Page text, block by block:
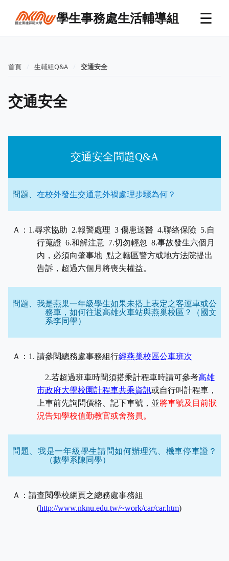
學生事務處生活輔導組 ☰
首頁 生輔組Q&A 交通安全
交通安全
交通安全問題Q&A
問題、 在校外發生交通意外禍處理步驟為何？
Ａ： 1.尋求協助 2.報警處理 3 傷患送醫 4.聯絡保險 5.自
行蒐證 6.和解注意 7.切勿輕忽 8.事故發生六個月
內，必須向肇事地 點之轄區警方或地方法院提出
告訴，超過六個月將喪失權益。
問題、我是燕巢一年級學生如果未搭上表定之客運車或公
務車，如何往返高雄火車站與燕巢校區？（國文
系李同學）
Ａ： 1. 請參閱總務處事務組行經燕巢校區公車班次
2.若超過班車時間須搭乘計程車時請可參考高雄
市政府大學校園計程車共乘資訊或自行叫計程車，
上車前先詢問價格、記下車號，並將車號及目前狀
況告知學校值勤教官或舍務員。
問題、我是一年級學生請問如何辦理汽、機車停車證？
（數學系陳同學）
Ａ：請查閱學校網頁之總務處事務組
(http://www.nknu.edu.tw/~work/car/car.htm)